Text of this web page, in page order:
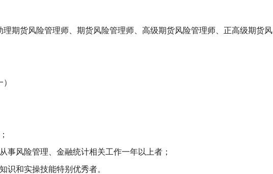
期货风险管理师、期货风险管理师、高级期货风险管理师、正高级期货风
事风险管理、金融统计相关工作一年以上者；
识和实操技能特别优秀者。